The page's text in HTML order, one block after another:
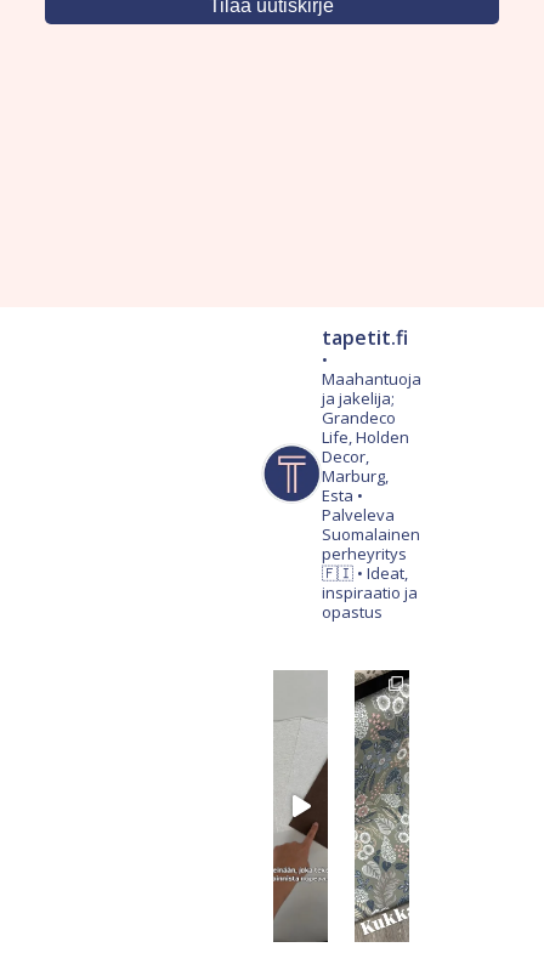
tapetit.fi
•
Maahantuoja
ja jakelija;
Grandeco
Life, Holden
Decor,
Marburg,
Esta •
Palveleva
Suomalainen
perheyritys
🇫🇮• Ideat,
inspiraatio ja
opastus